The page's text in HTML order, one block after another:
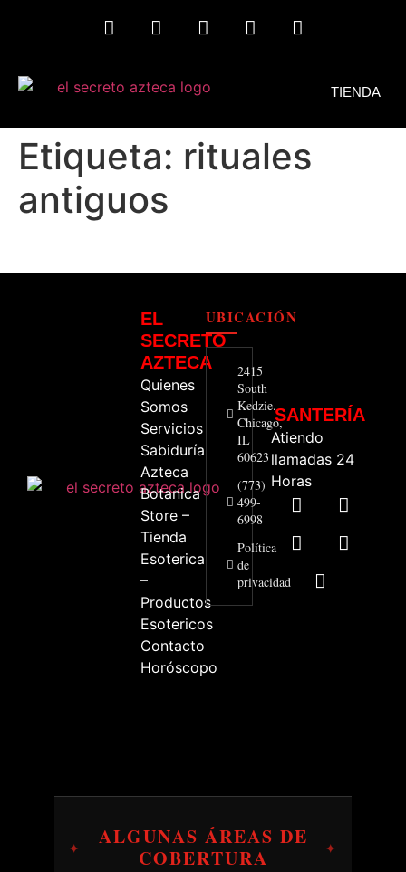
TIENDA
Etiqueta: rituales
antiguos
EL
SECRETO
AZTECA
Quienes
Somos
Servicios
Sabiduría
Azteca
Botanica
Store –
Tienda
Esoterica
–
Productos
Esotericos
Contacto
Horóscopo
UBICACIÓN
2415
South
Kedzie.
Chicago,
IL
60623
(773)
499-
6998
Política
de
privacidad
SANTERÍA
Atiendo
llamadas 24
Horas
✦
ALGUNAS ÁREAS DE
COBERTURA
✦